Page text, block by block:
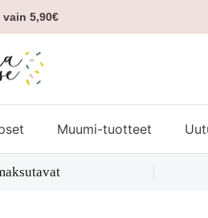
5,90€
Muumi-tuotteet